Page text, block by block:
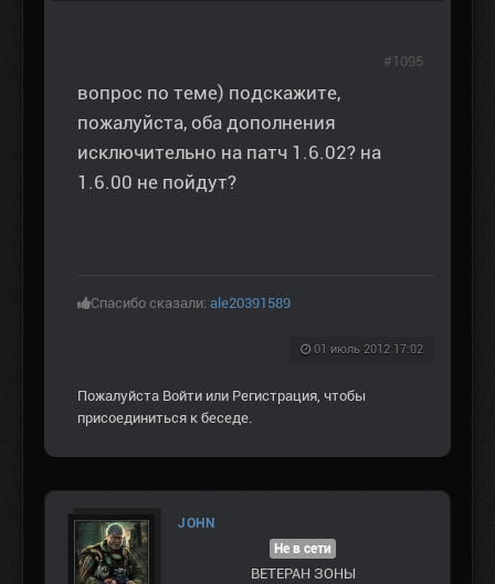
вопрос по теме) подскажите,
пожалуйста, оба дополнения
исключительно на патч 1.6.02? на
1.6.00 не пойдут?
Спасибо сказали: ale20391589
01 июль 2012 17:02
#1095
Пожалуйста Войти или Регистрация , чтобы
присоединиться к беседе.
JOHN
Не в сети
ВЕТЕРАН ЗOНЫ